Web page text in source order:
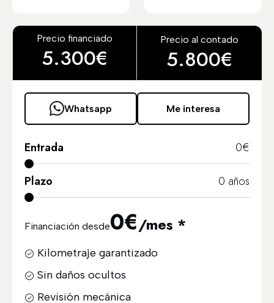
Precio financiado
5.300€
Precio al contado
5.800€
Whatsapp Me interesa
Entrada 0€
Plazo 0 años
Financiación desde0€/mes *
Kilometraje garantizado
Sin daños ocultos
Revisión mecánica